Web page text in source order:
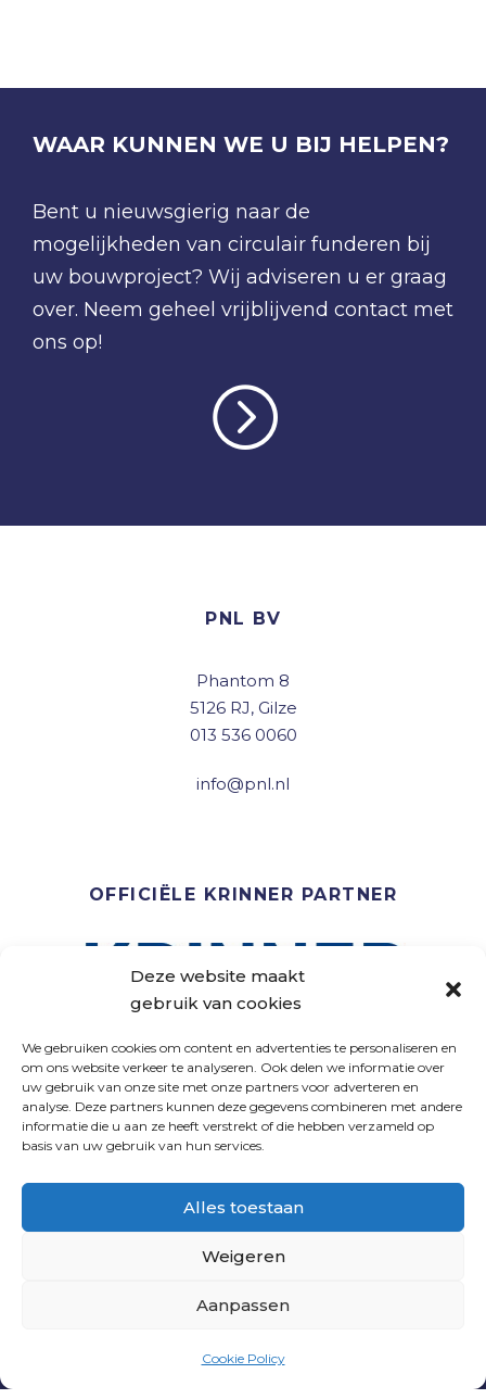
Deze website maakt
gebruik van cookies
We gebruiken cookies om content en advertenties te personaliseren en
om ons website verkeer te analyseren. Ook delen we informatie over
uw gebruik van onze site met onze partners voor adverteren en
analyse. Deze partners kunnen deze gegevens combineren met andere
informatie die u aan ze heeft verstrekt of die hebben verzameld op
basis van uw gebruik van hun services.
Alles toestaan
Weigeren
Aanpassen
Cookie Policy
WAAR KUNNEN WE U BIJ HELPEN?
Bent u nieuwsgierig naar de
mogelijkheden van circulair funderen bij
uw bouwproject? Wij adviseren u er graag
over. Neem geheel vrijblijvend contact met
ons op!
PNL BV
Phantom 8
5126 RJ, Gilze
013 536 0060
info@pnl.nl
OFFICIËLE KRINNER PARTNER
VOLG ONS
| WEBSITE DOOR